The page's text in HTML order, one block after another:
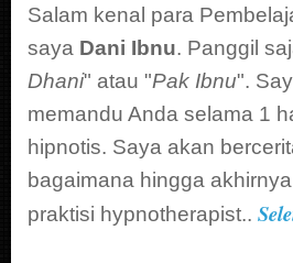
Salam kenal para
saya Dani Ibnu. Panggil
Dhani" atau "Pak Ibnu".
memandu Anda selama 1
hipnotis. Saya akan
bagaimana hingga
praktisi hypnotherapist..